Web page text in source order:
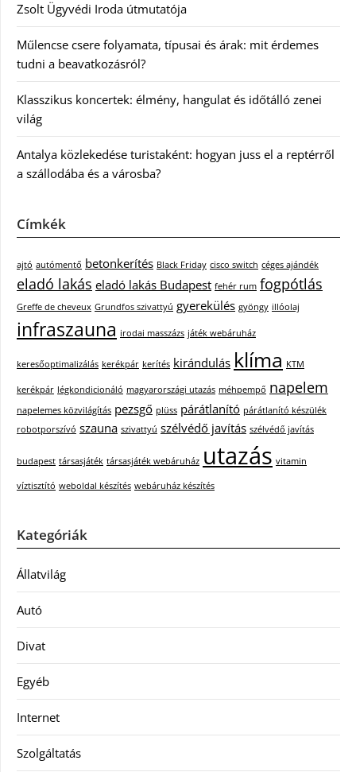
Zsolt Ügyvédi Iroda útmutatója
Műlencse csere folyamata, típusai és árak: mit érdemes
tudni a beavatkozásról?
Klasszikus koncertek: élmény, hangulat és időtálló zenei
világ
Antalya közlekedése turistaként: hogyan juss el a reptérről
a szállodába és a városba?
Címkék
ajtó autómentő betonkerítés Black Friday cisco switch céges ajándék
eladó lakás eladó lakás Budapest fehér rum fogpótlás
Greffe de cheveux Grundfos szivattyú gyerekülés gyöngy illóolaj
infraszauna irodai masszázs játék webáruház
keresőoptimalizálás kerékpár kerítés kirándulás klíma KTM
kerékpár légkondicionáló magyarországi utazás méhpempő napelem
napelemes közvilágítás pezsgő plüss párátlanító párátlanító készülék
robotporszívó szauna szivattyú szélvédő javítás szélvédő javítás
budapest társasjáték társasjáték webáruház utazás vitamin
víztisztító weboldal készítés webáruház készítés
Kategóriák
Állatvilág
Autó
Divat
Egyéb
Internet
Szolgáltatás